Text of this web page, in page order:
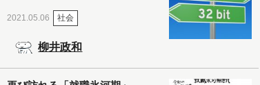
2021.05.06 社会
柳井政和